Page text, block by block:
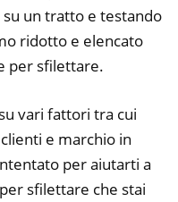
un tratto e testando
ridotto e elencato
per sfilettare.
vari fattori tra cui
e marchio in
per aiutarti a
sfilettare che stai